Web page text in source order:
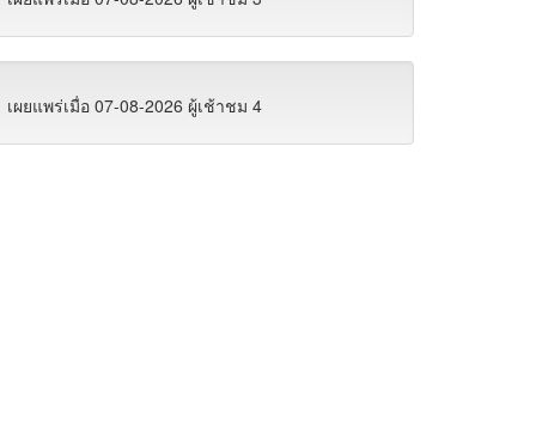
เผยแพร่เมื่อ 07-08-2026 ผู้เช้าชม 4